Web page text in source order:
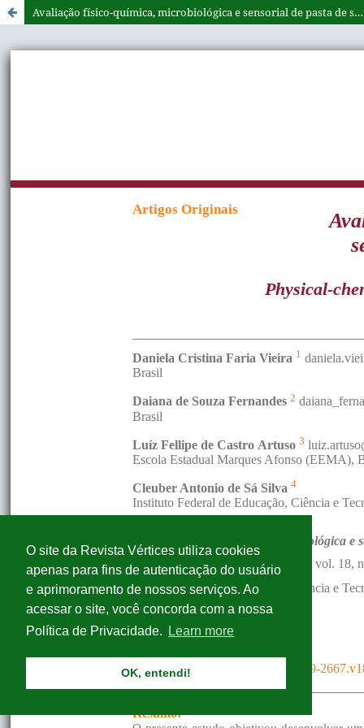
O site da Revista Vértices utiliza cookies
apenas para fins de autenticação do usuário
e aprimoramento de nossos serviços. Ao
acessar o site, você concorda com a nossa
Política de Privacidade.
Learn more
OK, entendi!
Avaliação físico-química, microbiológica e sensorial de pasta de soja condimentada